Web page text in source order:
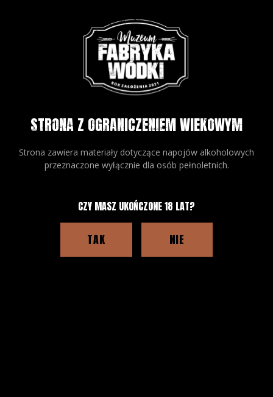
STRONA Z OGRANICZENIEM WIEKOWYM
Strona zawiera materiały dotyczące napojów alkoholowych
przeznaczone wyłącznie dla osób pełnoletnich.
CZY MASZ UKOŃCZONE 18 LAT?
TAK NIE